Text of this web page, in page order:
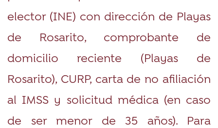
elector (INE) con dirección de Playas
de Rosarito, comprobante de
domicilio reciente (Playas de
Rosarito), CURP, carta de no afiliación
al IMSS y solicitud médica (en caso
de ser menor de 35 años). Para